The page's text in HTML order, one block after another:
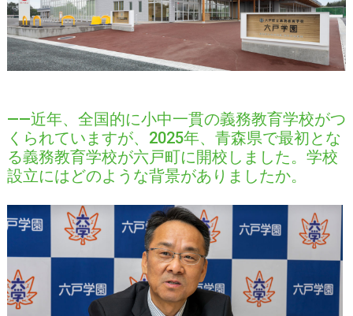
――近年、全国的に小中一貫の義務教育学校がつ
くられていますが、2025年、青森県で最初とな
る義務教育学校が六戸町に開校しました。学校
設立にはどのような背景がありましたか。